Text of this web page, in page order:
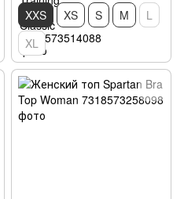
XXS XS S M
L
XL